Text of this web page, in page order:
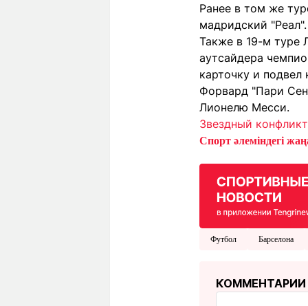
Ранее в том же
мадридский "Реал".
Также в 19-м туре
аутсайдера
карточку и подвел
Форвард "Пари
Лионелю Месси.
Звездный
Спорт әлеміндегі
Футбол Барселона
КОММЕНТАРИИ